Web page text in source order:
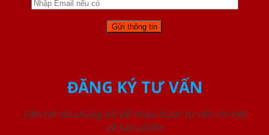
ĐĂNG KÝ TƯ VẤN
Liên hệ với chúng tôi để nhận được tư vấn chi tiết
về sản phẩm